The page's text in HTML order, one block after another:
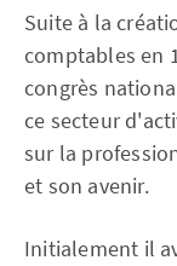
Suite à la
comptables en
congrès
ce secteur
sur la
et son avenir.
Initialement il